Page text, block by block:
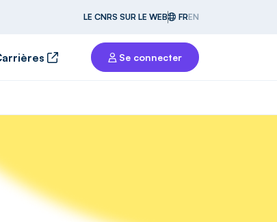
LE CNRS SUR LE WEB FREN
Se connecter